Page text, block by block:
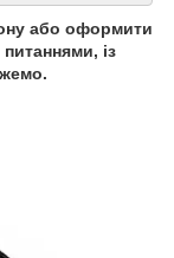
або оформити
із